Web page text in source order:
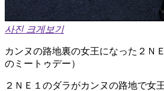
사진 크게보기
カンヌの路地裏の女王になった２Ｎ
のミートゥデー）
２ＮＥ１のダラがカンヌの路地で女